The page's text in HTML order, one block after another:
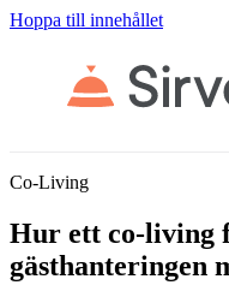
Hoppa till innehållet
Co-Living
Hur ett co-living
gästhanteringen